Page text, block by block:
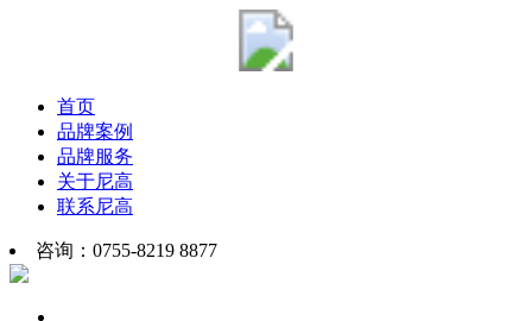
首页
品牌案例
品牌服务
关于尼高
联系尼高
咨询：0755-8219 8877